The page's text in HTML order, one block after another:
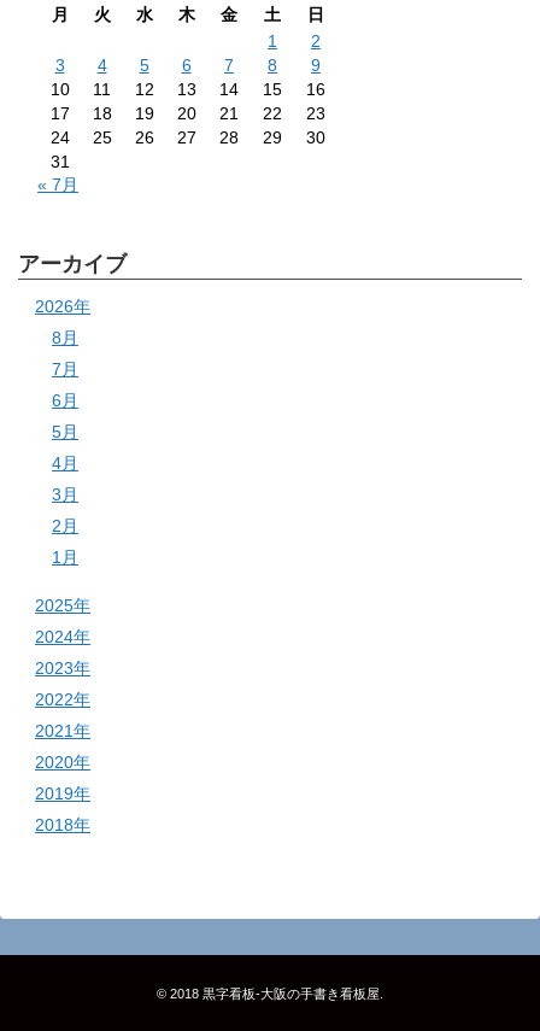
月
火 水 木 金 土
日
1
2
3
4 5 6 7 8
9
10
11 12 13 14 15
16
17
18 19 20 21 22
23
24
25 26 27 28 29
30
31
« 7月
アーカイブ
2026年
8月
7月
6月
5月
4月
3月
2月
1月
2025年
2024年
2023年
2022年
2021年
2020年
2019年
2018年
© 2018 黒字看板‐大阪の手書き看板屋